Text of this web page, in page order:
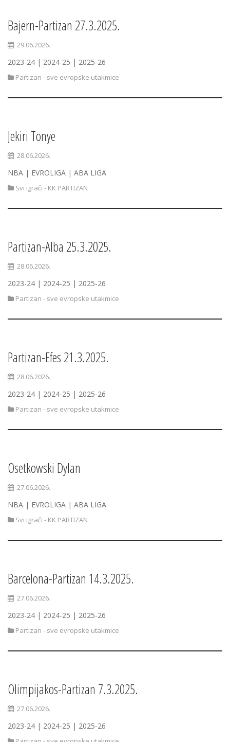
Bajern-Partizan 27.3.2025.
29.06.2026.
2023-24 | 2024-25 | 2025-26
Partizan - sve evropske utakmice
Jekiri Tonye
28.06.2026.
NBA | EVROLIGA | ABA LIGA
Svi igrači - KK PARTIZAN
Partizan-Alba 25.3.2025.
28.06.2026.
2023-24 | 2024-25 | 2025-26
Partizan - sve evropske utakmice
Partizan-Efes 21.3.2025.
28.06.2026.
2023-24 | 2024-25 | 2025-26
Partizan - sve evropske utakmice
Osetkowski Dylan
27.06.2026.
NBA | EVROLIGA | ABA LIGA
Svi igrači - KK PARTIZAN
Barcelona-Partizan 14.3.2025.
27.06.2026.
2023-24 | 2024-25 | 2025-26
Partizan - sve evropske utakmice
Olimpijakos-Partizan 7.3.2025.
27.06.2026.
2023-24 | 2024-25 | 2025-26